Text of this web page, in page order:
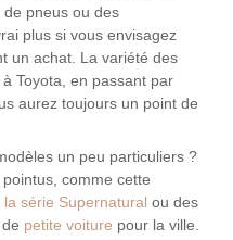
de pneus ou des
plus si vous envisagez
un achat. La variété des
Toyota, en passant par
aurez toujours un point de
un peu particuliers ?
pointus, comme cette
série Supernatural ou des
petite voiture pour la ville.